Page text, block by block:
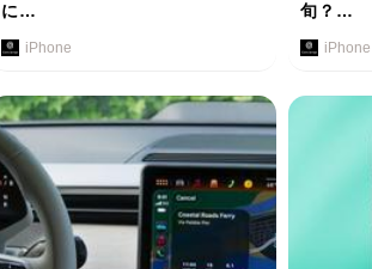
に…
iPhone
旬？…
iPhone